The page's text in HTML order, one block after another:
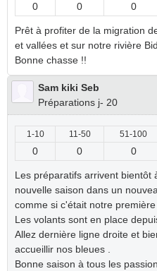
0 0 0
Prêt à profiter de la migration
et vallées et sur notre rivière
Bonne chasse !!
Sam kiki Seb
Préparations j- 20
1-10 11-50 51-100
0 0 0
Les préparatifs arrivent bientôt
nouvelle saison dans un
comme si c'était notre
Les volants sont en place
Allez dernière ligne droite et
accueillir nos bleues .
Bonne saison à tous les